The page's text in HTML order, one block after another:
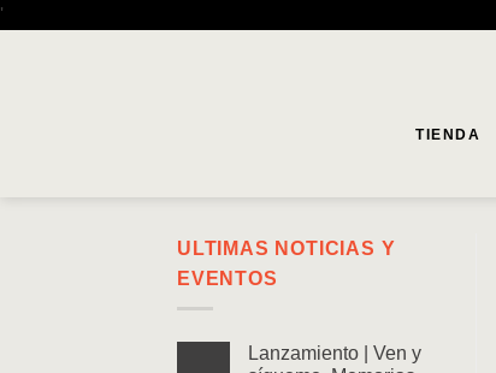
'
TIENDA
ULTIMAS NOTICIAS Y
EVENTOS
Lanzamiento | Ven y